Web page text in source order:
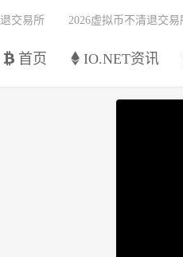
首页 IO.NET资讯
交易所 2026虚拟币不清退交